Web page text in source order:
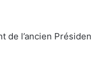
de l’ancien